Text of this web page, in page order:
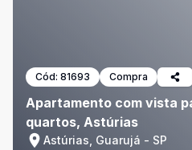
Cód: 81693 Compra
Apartamento com vista
quartos, Astúrias
Astúrias, Guarujá - SP